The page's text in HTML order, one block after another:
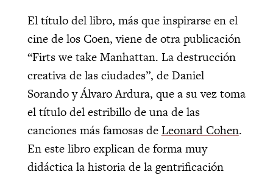
El título del libro, más que inspirarse en el
cine de los Coen, viene de otra publicación
“Firts we take Manhattan. La destrucción
creativa de las ciudades”, de Daniel
Sorando y Álvaro Ardura, que a su vez toma
el título del estribillo de una de las
canciones más famosas deLeonard Cohen.
En este libro explican de forma muy
didáctica la historia de la gentrificación